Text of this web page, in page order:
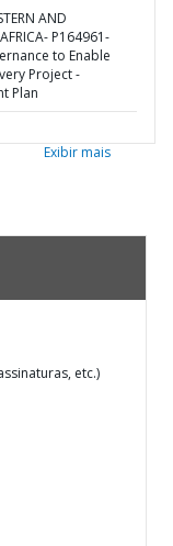
AND
P164961-
to Enable
Project -
Plan
Exibir mais
etc.)